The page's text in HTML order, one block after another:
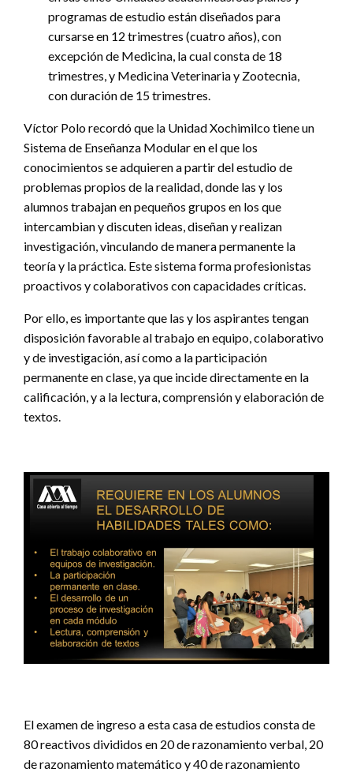
programas de estudio están diseñados para
cursarse en 12 trimestres (cuatro años), con
excepción de Medicina, la cual consta de 18
trimestres, y Medicina Veterinaria y Zootecnia,
con duración de 15 trimestres.
Víctor Polo recordó que la Unidad Xochimilco tiene un
Sistema de Enseñanza Modular en el que los
conocimientos se adquieren a partir del estudio de
problemas propios de la realidad, donde las y los
alumnos trabajan en pequeños grupos en los que
intercambian y discuten ideas, diseñan y realizan
investigación, vinculando de manera permanente la
teoría y la práctica. Este sistema forma profesionistas
proactivos y colaborativos con capacidades críticas.
Por ello, es importante que las y los aspirantes tengan
disposición favorable al trabajo en equipo, colaborativo
y de investigación, así como a la participación
permanente en clase, ya que incide directamente en la
calificación, y a la lectura, comprensión y elaboración de
textos.
El examen de ingreso a esta casa de estudios consta de
80 reactivos divididos en 20 de razonamiento verbal, 20
de razonamiento matemático y 40 de razonamiento